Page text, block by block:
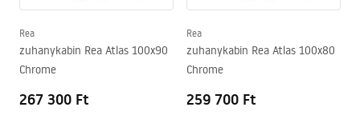
Rea
zuhanykabin Rea Atlas 100x90
Chrome
267 300 Ft
Rea
zuhanykabin Rea Atlas 100x80
Chrome
259 700 Ft